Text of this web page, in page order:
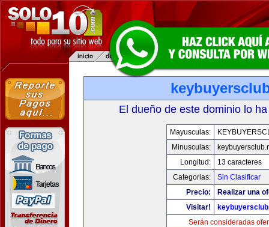
El dueño de este dominio lo
Mayusculas:
Minusculas:
Longitud:
13 caracteres
Categorias:
Sin Clasificar
Precio:
Realizar una
Visitar!
Serán consideradas